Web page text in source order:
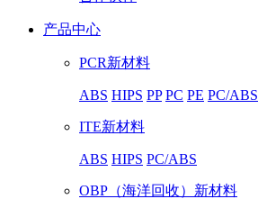
产品中心
PCR新材料
ABS HIPS PP PC PE PC/ABS
ITE新材料
ABS HIPS PC/ABS
OBP（海洋回收）新材料